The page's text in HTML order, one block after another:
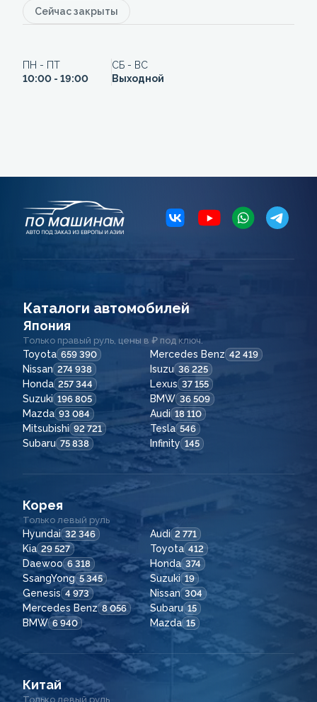
Сейчас закрыты
ПН - ПТ
10:00 - 19:00
СБ - ВС
Выходной
Каталоги автомобилей
Япония
Только правый руль, цены в ₽ под ключ.
Toyota 659 390 Mercedes Benz 42 419
Nissan 274 938 Isuzu 36 225
Honda 257 344 Lexus 37 155
Suzuki 196 805 BMW 36 509
Mazda 93 084 Audi 18 110
Mitsubishi 92 721 Tesla 546
Subaru 75 838 Infinity 145
Корея
Только левый руль
Hyundai 32 346 Audi 2 771
Kia 29 527 Toyota 412
Daewoo 6 318 Honda 374
SsangYong 5 345 Suzuki 19
Genesis 4 973 Nissan 304
Mercedes Benz 8 056 Subaru 15
BMW 6 940 Mazda 15
Китай
Только левый руль